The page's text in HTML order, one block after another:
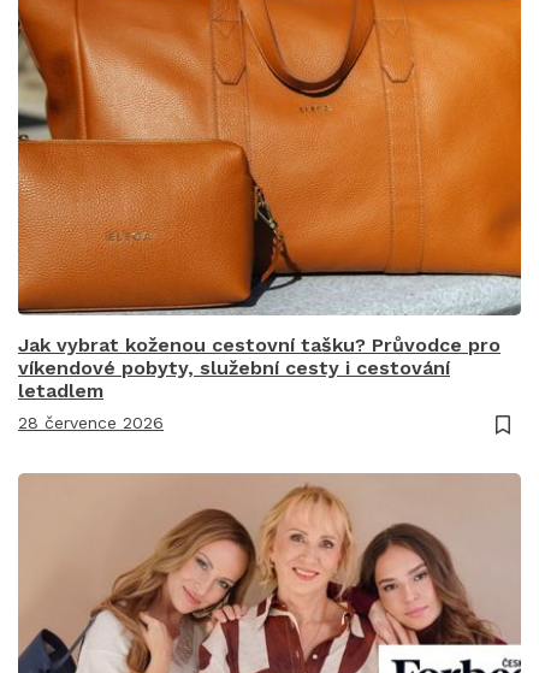
Jak vybrat koženou cestovní tašku? Průvodce pro
víkendové pobyty, služební cesty i cestování
letadlem
28 července 2026